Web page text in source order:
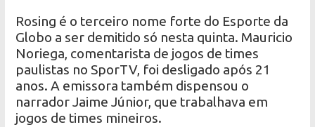
Rosing é o terceiro nome forte do Esporte da
Globo a ser demitido só nesta quinta. Mauricio
Noriega, comentarista de jogos de times
paulistas no SporTV, foi desligado após 21
anos. A emissora também dispensou o
narrador Jaime Júnior, que trabalhava em
jogos de times mineiros.